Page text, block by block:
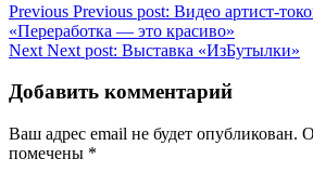
Previous Previous post: Видео артист-
«Переработка — это красиво»
Next Next post: Выставка «ИзБутылки»
Добавить комментарий
Ваш адрес email не будет опубликован.
помечены *